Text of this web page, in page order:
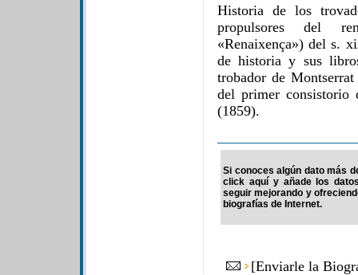
Historia de los
propulsores del
«Renaixença») del s.
de historia y sus
trobador de
del primer consistorio
(1859).
Si conoces algún dato más
click aquí y añade los
seguir mejorando y
biografías de Internet.
[Enviarle la